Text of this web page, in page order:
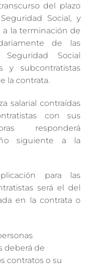
del plazo
Social, y
a la terminación de
de las
Social
y subcontratistas
la contrata.
salarial contraídas
con sus
responderá
siguiente a la
para las
será el del
en la contrata o
deberá de
contratos o su